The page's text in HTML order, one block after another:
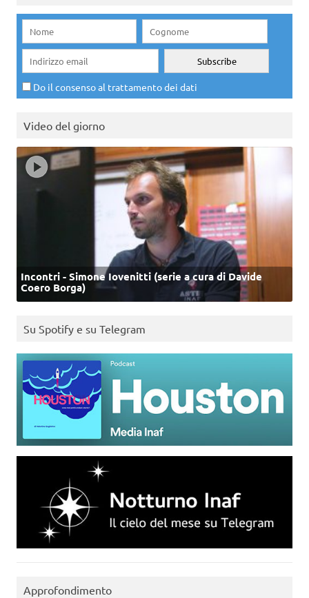
Do il consenso al trattamento dei dati
Video del giorno
Incontri - Simone Iovenitti (serie a cura di Davide
Coero Borga)
Su Spotify e su Telegram
Approfondimento